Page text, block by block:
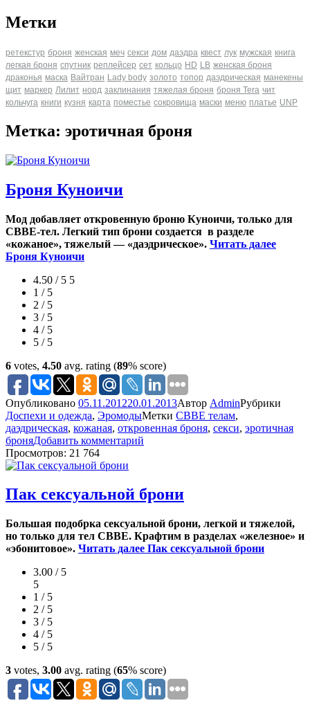
Метки
ретекстур броня женская меч секси дом даэдра квест лук мужская книга
легкая броня спутник реплейсер сет кольцо HD LB женская броня
драконья маска Вайтран Lady body золото топор даэдрическая манекены
щит маркер Лилит норд заклинания тяжелая броня броня Tera чит
кольчуга книги кузня карта поместье сокровища маски меню платье UNP
Метка: эротичная броня
Броня Куноичи
Мод добавляет откровенную броню Куноичи, только для
CBBE-тел. Легкий тип брони создается в разделе
«кожаное», тяжелый — «даэдрическое». Читать далее
Броня Куноичи
4.50 / 5 5
1 / 5
2 / 5
3 / 5
4 / 5
5 / 5
6 votes, 4.50 avg. rating (89% score)
Опубликовано 05.11.201220.01.2013Автор AdminРубрики
Доспехи и одежда, ЭромодыМетки CBBE телам,
даэдрическая, кожаная, откровенная броня, секси, эротичная
броняДобавить комментарий
Просмотров: 21 764
Пак сексуальной брони
Большая подобрка сексуальной брони, легкой и тяжелой,
но только для тел CBBE. Крафтим в разделах «железное» и
«эбонитовое». Читать далее Пак сексуальной брони
3.00 / 5
5
1 / 5
2 / 5
3 / 5
4 / 5
5 / 5
3 votes, 3.00 avg. rating (65% score)